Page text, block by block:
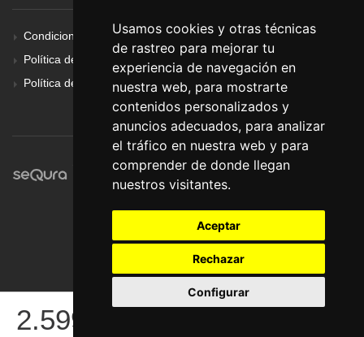
Usamos cookies y otras técnicas
de rastreo para mejorar tu
experiencia de navegación en
nuestra web, para mostrarte
contenidos personalizados y
anuncios adecuados, para analizar
el tráfico en nuestra web y para
comprender de donde llegan
nuestros visitantes.
Aceptar
Rechazar
Configurar
2.599
Condiciones Generales
Política de Cookies
Política de Privacidad
© Pronorte Sonido SL. Todos los derechos reservados.